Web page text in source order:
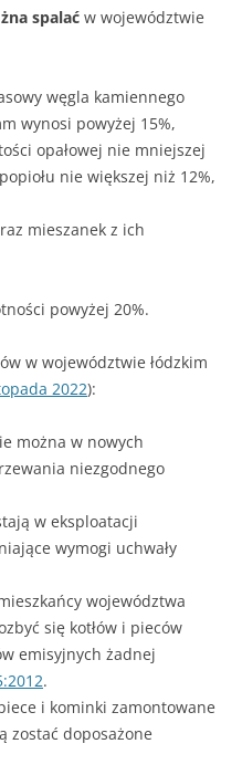
spalać w województwie
węgla kamiennego
wynosi powyżej 15%,
opałowej nie mniejszej
nie większej niż 12%,
mieszanek z ich
powyżej 20%.
w województwie łódzkim
2022):
można w nowych
niezgodnego
w eksploatacji
wymogi uchwały
województwa
się kotłów i pieców
emisyjnych żadnej
.
i kominki zamontowane
zostać doposażone